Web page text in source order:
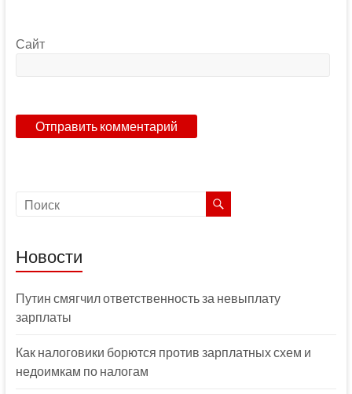
Сайт
Новости
Путин смягчил ответственность за невыплату
зарплаты
Как налоговики борются против зарплатных схем и
недоимкам по налогам